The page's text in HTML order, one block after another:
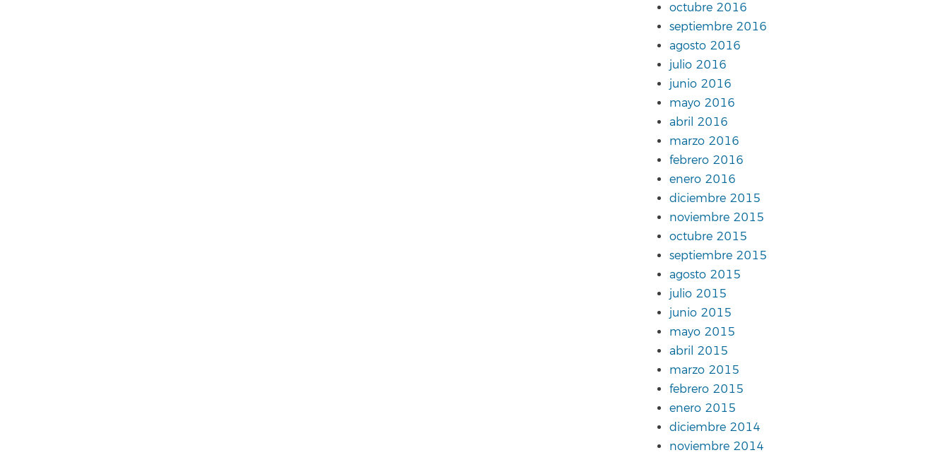
octubre 2016
septiembre 2016
agosto 2016
julio 2016
junio 2016
mayo 2016
abril 2016
marzo 2016
febrero 2016
enero 2016
diciembre 2015
noviembre 2015
octubre 2015
septiembre 2015
agosto 2015
julio 2015
junio 2015
mayo 2015
abril 2015
marzo 2015
febrero 2015
enero 2015
diciembre 2014
noviembre 2014